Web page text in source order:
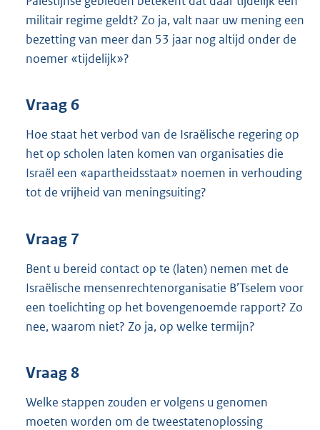
militair regime geldt? Zo ja, valt naar uw mening een
bezetting van meer dan 53 jaar nog altijd onder de
noemer «tijdelijk»?
Vraag 6
Hoe staat het verbod van de Israëlische regering op
het op scholen laten komen van organisaties die
Israël een «apartheidsstaat» noemen in verhouding
tot de vrijheid van meningsuiting?
Vraag 7
Bent u bereid contact op te (laten) nemen met de
Israëlische mensenrechtenorganisatie B’Tselem voor
een toelichting op het bovengenoemde rapport? Zo
nee, waarom niet? Zo ja, op welke termijn?
Vraag 8
Welke stappen zouden er volgens u genomen
moeten worden om de tweestatenoplossing